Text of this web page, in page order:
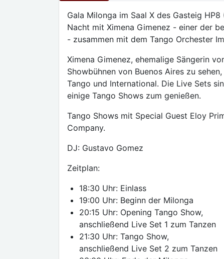
Gala Milonga im Saal X des Gasteig
Nacht mit Ximena Gimenez - einer der
- zusammen mit dem Tango Orchester
Ximena Gimenez, ehemalige Sängerin
Showbühnen von Buenos Aires zu
Tango und International. Die Live Sets
einige Tango Shows zum genießen.
Tango Shows mit Special Guest Eloy
Company.
DJ: Gustavo Gomez
Zeitplan:
18:30 Uhr: Einlass
19:00 Uhr: Beginn der Milonga
20:15 Uhr: Opening Tango Show,
anschließend Live Set 1 zum Tanzen
21:30 Uhr: Tango Show,
anschließend Live Set 2 zum Tanzen